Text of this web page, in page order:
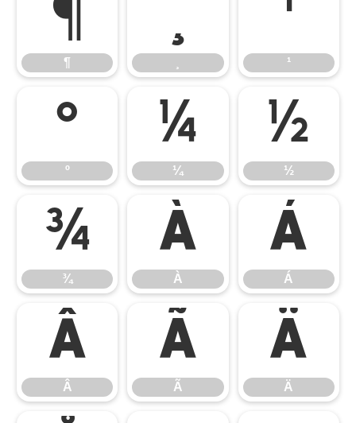
¶
¶
¸ ¹
¹
º
º
¼
¼
½
½
¾
¾
À
À
Á
Á
Â
Â
Ã
Ã
Ä
Ä